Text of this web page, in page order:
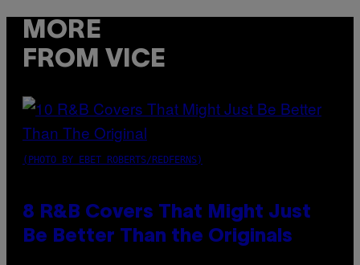
MORE
FROM VICE
(PHOTO BY EBET ROBERTS/REDFERNS)
8 R&B Covers That Might Just
Be Better Than the Originals